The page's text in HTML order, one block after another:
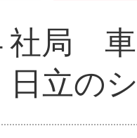
社局
立の